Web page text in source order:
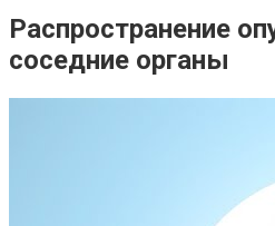
Распространение
соседние органы